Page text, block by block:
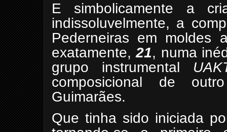
E simbolicamente a
indissoluvelmente, a
Pederneiras em moldes
exatamente,21, numa
grupo instrumental
composicional de
Guimarães.
Que tinha sido iniciada